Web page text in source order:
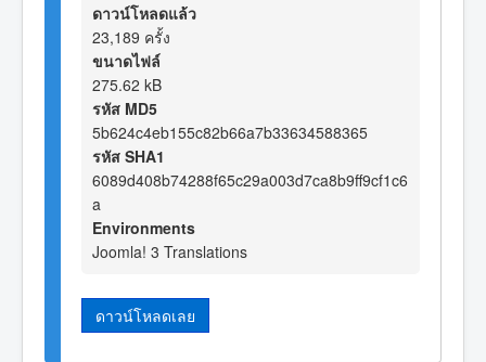
ดาวน์โหลดแล้ว
23,189 ครั้ง
ขนาดไฟล์
275.62 kB
รหัส MD5
5b624c4eb155c82b66a7b33634588365
รหัส SHA1
6089d408b74288f65c29a003d7ca8b9ff9cf1c6
a
Environments
Joomla! 3 Translations
ดาวน์โหลดเลย